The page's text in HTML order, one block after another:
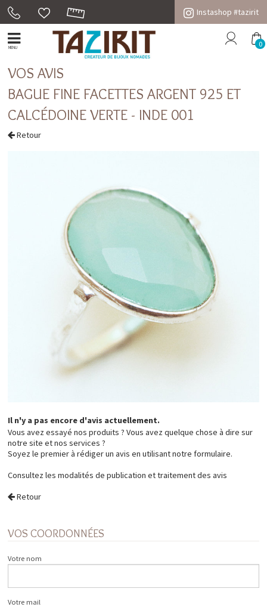
Instashop #tazirit
MENU 0
VOS AVIS
BAGUE FINE FACETTES ARGENT 925 ET
CALCÉDOINE VERTE - INDE 001
Retour
Il n'y a pas encore d'avis actuellement.
Vous avez essayé nos produits ? Vous avez quelque chose à dire sur
notre site et nos services ?
Soyez le premier à rédiger un avis en utilisant notre formulaire.
Consultez lesmodalités de publication et traitement des avis
Retour
VOS COORDONNÉES
Votre nom
Votre mail